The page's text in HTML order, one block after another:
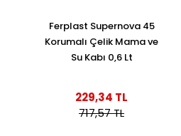
Ferplast Supernova 45
Korumalı Çelik Mama ve
Su Kabı 0,6 Lt
229,34 TL
717,57 TL